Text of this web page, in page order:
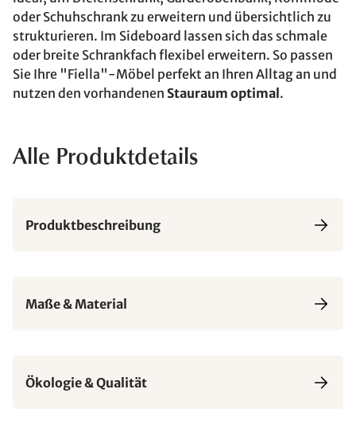
oder Schuhschrank zu erweitern und übersichtlich zu
strukturieren. Im Sideboard lassen sich das schmale
oder breite Schrankfach flexibel erweitern. So passen
Sie Ihre "Fiella"-Möbel perfekt an Ihren Alltag an und
nutzen den vorhandenen Stauraum optimal .
Alle Produktdetails
Produktbeschreibung
Maße & Material
Ökologie & Qualität